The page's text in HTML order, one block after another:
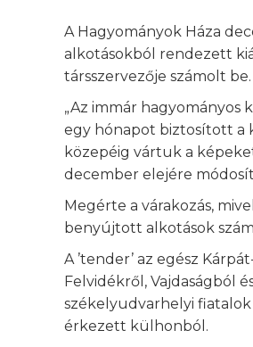
A Hagyományok Háza
alkotásokból rendezett
társszervezője számolt be.
„Az immár hagyományos
egy hónapot biztosított a
közepéig vártuk a
december elejére
Megérte a várakozás,
benyújtott alkotások
A ’tender’ az egész
Felvidékről, Vajdaságból
székelyudvarhelyi
érkezett külhonból.